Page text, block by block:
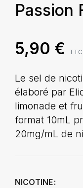
Passion
5,90 € TTC
Le sel de
élaboré par
limonade et
format 10mL
20mg/mL de
NICOTINE